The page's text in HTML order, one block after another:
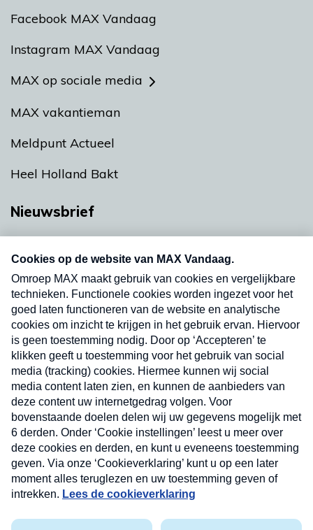
Facebook MAX Vandaag
Instagram MAX Vandaag
MAX op sociale media
MAX vakantieman
Meldpunt Actueel
Heel Holland Bakt
Nieuwsbrief
Neem hier een gratis abonnement op onze
nieuwsbrief. Elke vrijdag- en dinsdagochtend in
uw mailbox.
Verzend
Privacyverklaring
Cookieverklaring
Nieuwsbrief
Neem hier een gratis abonnement op onze
nieuwsbrief. Elke vrijdag- en dinsdagochtend in uw